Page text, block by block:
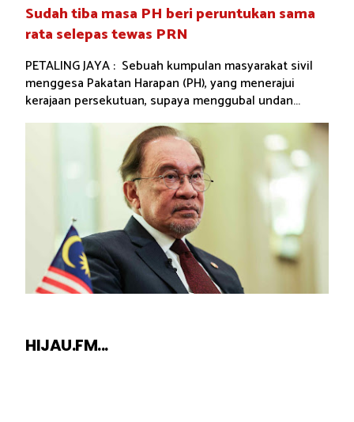
Sudah tiba masa PH beri peruntukan sama
rata selepas tewas PRN
PETALING JAYA : Sebuah kumpulan masyarakat sivil
menggesa Pakatan Harapan (PH), yang menerajui
kerajaan persekutuan, supaya menggubal undan...
HIJAU.FM...